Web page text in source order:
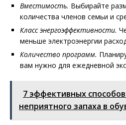
Вместимость. Выбирайте
количества членов семьи и
Класс энергоэффективности.
меньше электроэнергии
Количество программ.
вам нужно для ежедневной
7 эффективных
неприятного запаха в